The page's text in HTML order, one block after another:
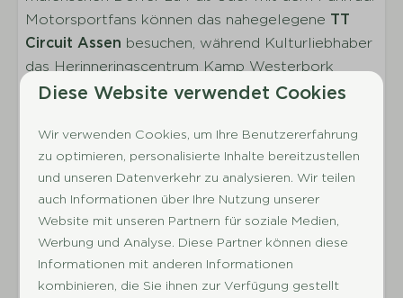
Anzahl der Parkplätze bei der
Ferienunterkunft: 1
Fahrradabstellplatz
Terrasse
Garten
Sonnenschirm
Gartenmöbel
Parkeinrichtungen
Kleinkinderbecken
Motorsportfans können das nahegelegene TT
Circuit Assen besuchen, während Kulturliebhaber
das Herinneringscentrum Kamp Westerbork
entdecken können. Familien finden zahlreiche
Abenteuerparks in der Nähe. Drenthe bietet die
perfekte Mischung aus Ruhe und Abenteuer.
Der Außen- und Innenbereich können eventuell
abweichen.
Bei diesem Unterkunftstyp sind einige
Unterkünfte mit besonders komfortablen
Diese Website verwendet Cookies
Wir verwenden Cookies, um Ihre Benutzererfahrung
zu optimieren, personalisierte Inhalte bereitzustellen
und unseren Datenverkehr zu analysieren. Wir teilen
auch Informationen über Ihre Nutzung unserer
Website mit unseren Partnern für soziale Medien,
Werbung und Analyse. Diese Partner können diese
Informationen mit anderen Informationen
kombinieren, die Sie ihnen zur Verfügung gestellt